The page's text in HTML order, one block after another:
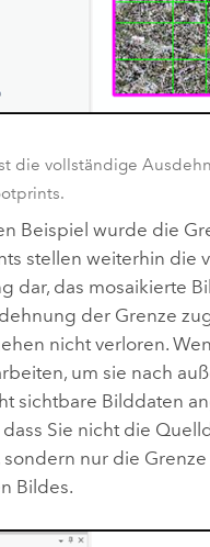
die vollständige
Beispiel wurde die
stellen weiterhin die
dar, das mosaikierte
der Grenze
nicht verloren.
um sie nach
sichtbare Bilddaten
dass Sie nicht die
nur die Grenze
Bildes.